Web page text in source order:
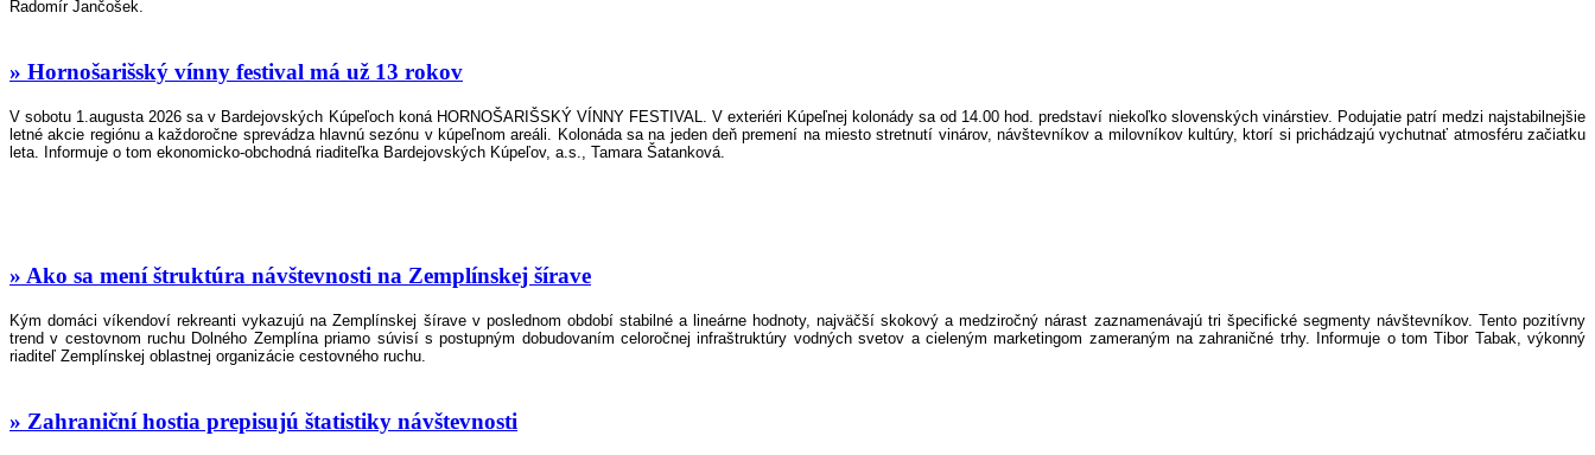
Radomír Jančošek.
» Hornošarišský vínny festival má už 13 rokov
V sobotu 1.augusta 2026 sa v Bardejovských Kúpeľoch koná HORNOŠARIŠSKÝ VÍNNY FESTIVAL. V exteriéri Kúpeľnej kolonády sa od 14.00 hod. predstaví niekoľko slovenských vinárstiev. Podujatie patrí medzi najstabilnejšie
letné akcie regiónu a každoročne sprevádza hlavnú sezónu v kúpeľnom areáli. Kolonáda sa na jeden deň premení na miesto stretnutí vinárov, návštevníkov a milovníkov kultúry, ktorí si prichádzajú vychutnať atmosféru začiatku
leta. Informuje o tom ekonomicko-obchodná riaditeľka Bardejovských Kúpeľov, a.s., Tamara Šatanková.
» Ako sa mení štruktúra návštevnosti na Zemplínskej šírave
Kým domáci víkendoví rekreanti vykazujú na Zemplínskej šírave v poslednom období stabilné a lineárne hodnoty, najväčší skokový a medziročný nárast zaznamenávajú tri špecifické segmenty návštevníkov. Tento pozitívny
trend v cestovnom ruchu Dolného Zemplína priamo súvisí s postupným dobudovaním celoročnej infraštruktúry vodných svetov a cieleným marketingom zameraným na zahraničné trhy. Informuje o tom Tibor Tabak, výkonný
riaditeľ Zemplínskej oblastnej organizácie cestovného ruchu.
» Zahraniční hostia prepisujú štatistiky návštevnosti